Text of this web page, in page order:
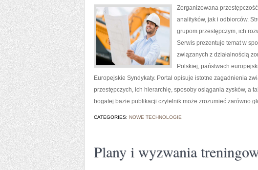
Zorganizowana
analityków, jak i odbiorców.
grupom przestępczym, ich
Serwis prezentuje temat w
związanych z działalnością
Polskiej, państwach
Europejskie Syndykaty. Portal opisuje istotne zagadnienia
przestępczych, ich hierarchię, sposoby osiągania zysków, a
bogatej bazie publikacji czytelnik może zrozumieć zarówno
CATEGORIES: NOWE TECHNOLOGIE
Plany i wyzwania